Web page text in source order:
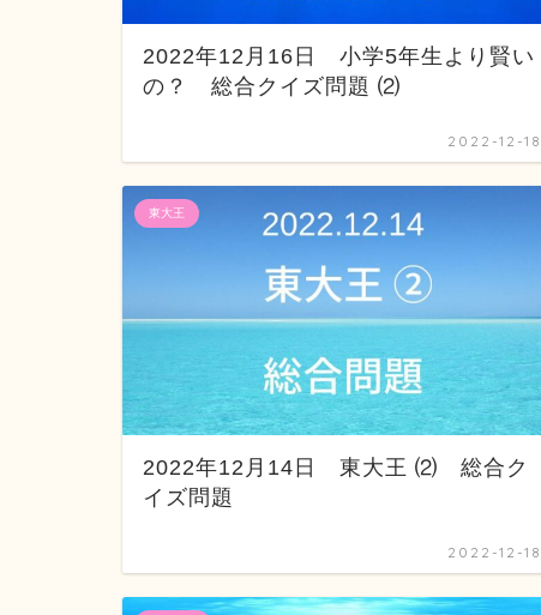
2022年12月16日 小学5年生より賢い
の？ 総合クイズ問題 ⑵
2022-12-18
東大王
2022年12月14日 東大王 ⑵ 総合ク
イズ問題
2022-12-18